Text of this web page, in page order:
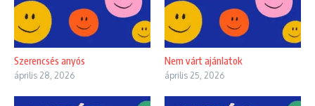
Szerencsés anyós
április 28, 2026
Nem várt ajánlatok
április 25, 2026